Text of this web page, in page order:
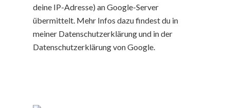
deine IP-Adresse) an Google-Server
übermittelt. Mehr Infos dazu findest du in
meiner Datenschutzerklärung und in der
Datenschutzerklärung von Google.